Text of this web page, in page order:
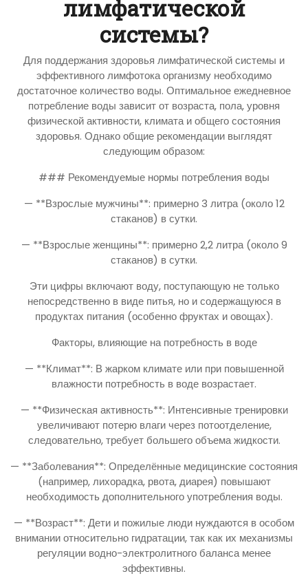
лимфатической
системы?
Для поддержания здоровья лимфатической системы и
эффективного лимфотока организму необходимо
достаточное количество воды. Оптимальное ежедневное
потребление воды зависит от возраста, пола, уровня
физической активности, климата и общего состояния
здоровья. Однако общие рекомендации выглядят
следующим образом:
### Рекомендуемые нормы потребления воды
— **Взрослые мужчины**: примерно 3 литра (около 12
стаканов) в сутки.
— **Взрослые женщины**: примерно 2,2 литра (около 9
стаканов) в сутки.
Эти цифры включают воду, поступающую не только
непосредственно в виде питья, но и содержащуюся в
продуктах питания (особенно фруктах и овощах).
Факторы, влияющие на потребность в воде
— **Климат**: В жарком климате или при повышенной
влажности потребность в воде возрастает.
— **Физическая активность**: Интенсивные тренировки
увеличивают потерю влаги через потоотделение,
следовательно, требует большего объема жидкости.
— **Заболевания**: Определённые медицинские состояния
(например, лихорадка, рвота, диарея) повышают
необходимость дополнительного употребления воды.
— **Возраст**: Дети и пожилые люди нуждаются в особом
внимании относительно гидратации, так как их механизмы
регуляции водно-электролитного баланса менее
эффективны.